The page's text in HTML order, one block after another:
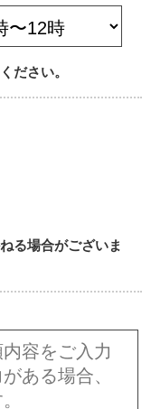
ださい。
る場合がございま